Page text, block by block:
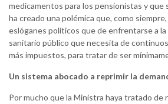
medicamentos para los pensionistas y que
ha creado una polémica que, como
eslóganes políticos que de enfrentarse a
sanitario público que necesita de
más impuestos, para tratar de ser
Un sistema abocado a reprimir la
Por mucho que la Ministra haya tratado de